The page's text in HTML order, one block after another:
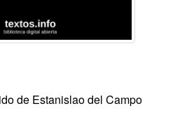
de Estanislao del Campo